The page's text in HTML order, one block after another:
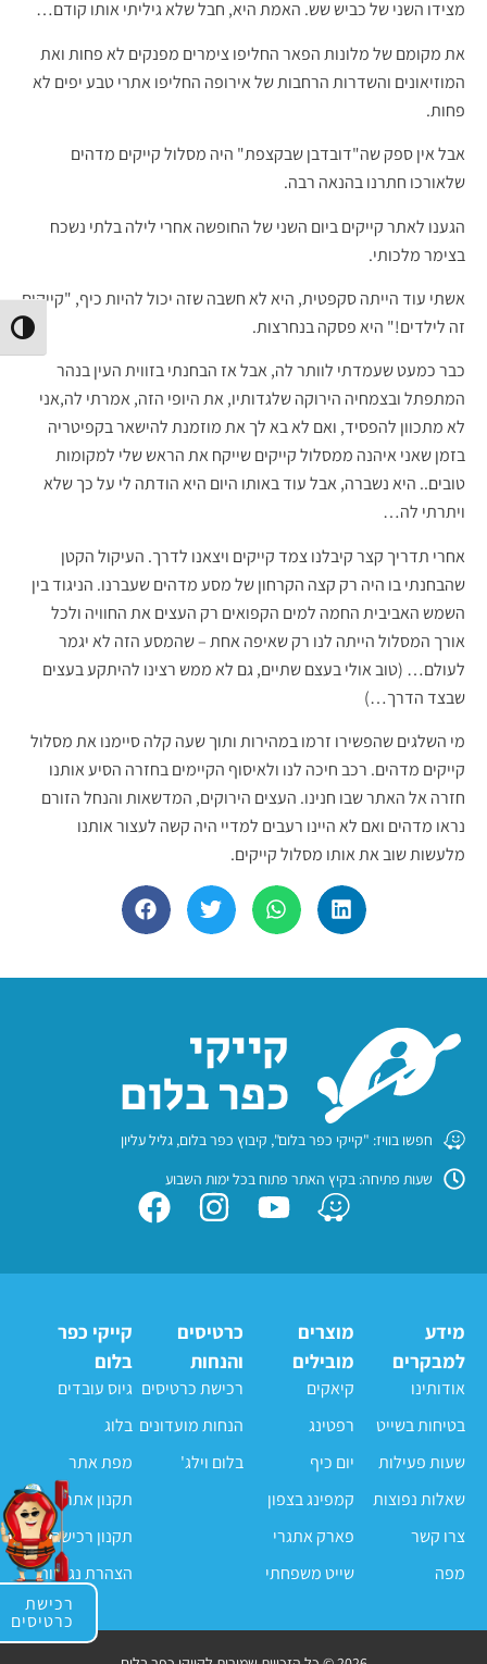
מצידו השני של כביש שש. האמת היא, חבל שלא גיליתי אותו קודם…
את מקומם של מלונות הפאר החליפו צימרים מפנקים לא פחות ואת
המוזיאונים והשדרות הרחבות של אירופה החליפו אתרי טבע יפים לא
פחות.
אבל אין ספק שה"דובדבן שבקצפת" היה מסלול קייקים מדהים
שלאורכו חתרנו בהנאה רבה.
הגענו לאתר קייקים ביום השני של החופשה אחרי לילה בלתי נשכח
בצימר מלכותי.
אשתי עוד הייתה סקפטית, היא לא חשבה שזה יכול להיות כיף, "קייקים
זה לילדים!" היא פסקה בנחרצות.
כבר כמעט שעמדתי לוותר לה, אבל אז הבחנתי בזווית העין בנהר
המתפתל ובצמחיה הירוקה שלגדותיו, את היופי הזה, אמרתי לה,אני
לא מתכוון להפסיד, ואם לא בא לך את מוזמנת להישאר בקפיטריה
בזמן שאני איהנה ממסלול קייקים שייקח את הראש שלי למקומות
טובים.. היא נשברה, אבל עוד באותו היום היא הודתה לי על כך שלא
ויתרתי לה…
אחרי תדריך קצר קיבלנו צמד קייקים ויצאנו לדרך. העיקול הקטן
שהבחנתי בו היה רק קצה הקרחון של מסע מדהים שעברנו. הניגוד בין
השמש האביבית החמה למים הקפואים רק העצים את החוויה ולכל
אורך המסלול הייתה לנו רק שאיפה אחת – שהמסע הזה לא יגמר
לעולם… (טוב אולי בעצם שתיים, גם לא ממש רצינו להיתקע בעצים
שבצד הדרך…)
מי השלגים שהפשירו זרמו במהירות ותוך שעה קלה סיימנו את מסלול
קייקים מדהים. רכב חיכה לנו ולאיסוף הקיימים בחזרה הסיע אותנו
חזרה אל האתר שבו חנינו. העצים הירוקים, המדשאות והנחל הזורם
נראו מדהים ואם לא היינו רעבים למדיי היה קשה לעצור אותנו
מלעשות שוב את אותו מסלול קייקים.
מידע
למבקרים
אודותינו
בטיחות בשייט
שעות פעילות
שאלות נפוצות
צרו קשר
מפה
מוצרים
מובילים
קיאקים
רפטינג
יום כיף
קמפינג בצפון
פארק אתגרי
שייט משפחתי
כרטיסים
והנחות
רכישת כרטיסים
הנחות מועדונים
בלום וילג'
קייקי כפר
בלום
גיוס עובדים
בלוג
מפת אתר
תקנון אתר
תקנון רכישה
הצהרת נגישות
חפשו בוויז: "קייקי כפר בלום", קיבוץ כפר בלום, גליל עליון
שעות פתיחה: בקיץ האתר פתוח בכל ימות השבוע
רכישת
כרטיסים